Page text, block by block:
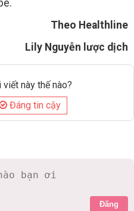
Theo Healthline
Lily Nguyễn lược dịch
này thế nào?
Đáng tin cậy
Đăng